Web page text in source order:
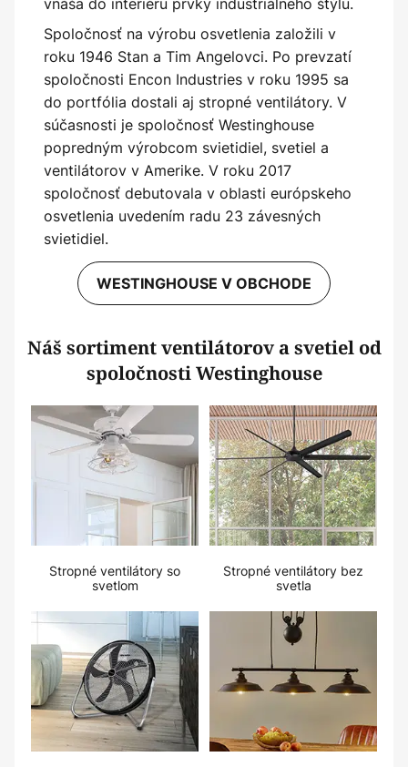
Spoločnosť na výrobu osvetlenia založili v
roku 1946 Stan a Tim Angelovci. Po prevzatí
spoločnosti Encon Industries v roku 1995 sa
do portfólia dostali aj stropné ventilátory. V
súčasnosti je spoločnosť Westinghouse
popredným výrobcom svietidiel, svetiel a
ventilátorov v Amerike. V roku 2017
spoločnosť debutovala v oblasti európskeho
osvetlenia uvedením radu 23 závesných
svietidiel.
WESTINGHOUSE V OBCHODE
Náš sortiment ventilátorov a svetiel od
spoločnosti Westinghouse
Stropné ventilátory so
svetlom
Stropné ventilátory bez
svetla